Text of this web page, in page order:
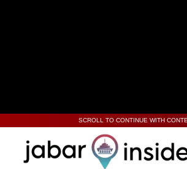
SCROLL TO CONTINUE WITH